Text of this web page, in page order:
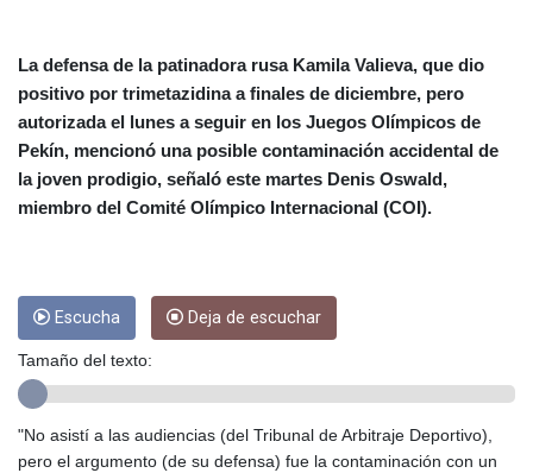
CNH 6.748475
COP 3181.98
CRC 454.762008
CUC 1
CUP 26.5
CVE 95.518807
CZK 20.975095
ETB 161.364703
EUR 0.86642
FJD 2.21245
La defensa de la patinadora rusa Kamila Valieva, que dio
positivo por trimetazidina a finales de diciembre, pero
autorizada el lunes a seguir en los Juegos Olímpicos de
Pekín, mencionó una posible contaminación accidental de
la joven prodigio, señaló este martes Denis Oswald,
miembro del Comité Olímpico Internacional (COI).
Escucha Deja de escuchar
Tamaño del texto:
"No asistí a las audiencias (del Tribunal de Arbitraje Deportivo),
pero el argumento (de su defensa) fue la contaminación con un